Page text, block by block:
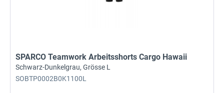
SPARCO Teamwork Arbeitsshorts Cargo Hawaii
Schwarz-Dunkelgrau, Grösse L
SOBTP0002B0K1100L